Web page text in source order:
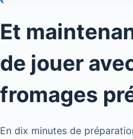
Et
de jouer
fromages
En dix minutes de